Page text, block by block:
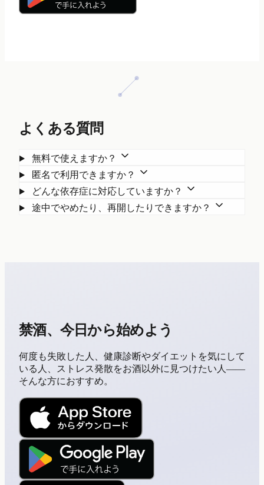
よくある質問
無料で使えますか？
匿名で利用できますか？
どんな依存症に対応していますか？
途中でやめたり、再開したりできますか？
禁酒、今日から始めよう
何度も失敗した人、健康診断やダイエットを気にして
いる人、ストレス発散をお酒以外に見つけたい人——
そんな方におすすめ。